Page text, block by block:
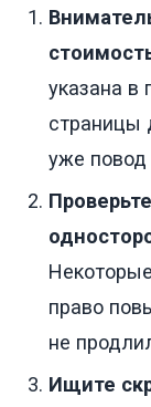
указана в
страницы
уже повод
право
не
Ищите